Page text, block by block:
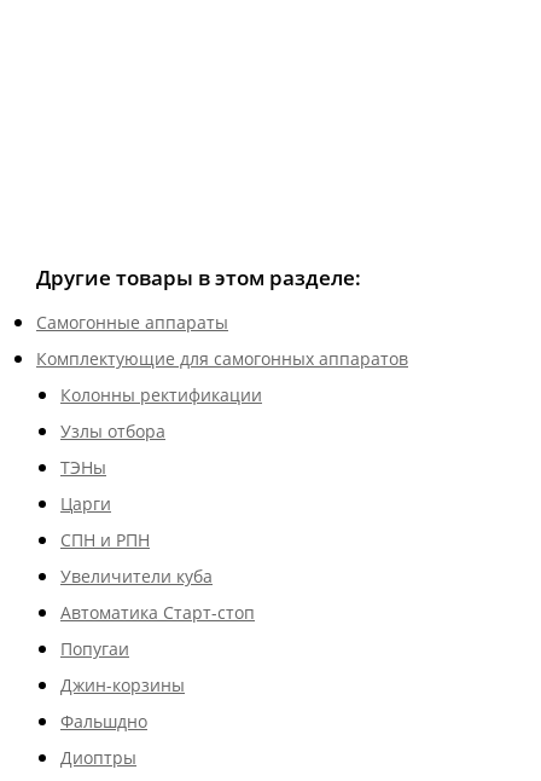
Другие товары в этом разделе:
Самогонные аппараты
Комплектующие для самогонных аппаратов
Колонны ректификации
Узлы отбора
ТЭНы
Царги
СПН и РПН
Увеличители куба
Автоматика Старт-стоп
Попугаи
Джин-корзины
Фальшдно
Диоптры